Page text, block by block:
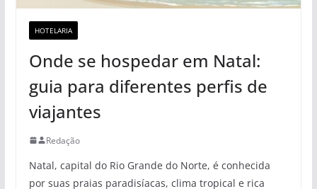
HOTELARIA
Onde se hospedar em Natal:
guia para diferentes perfis de
viajantes
Redação
Natal, capital do Rio Grande do Norte, é conhecida
por suas praias paradisíacas, clima tropical e rica